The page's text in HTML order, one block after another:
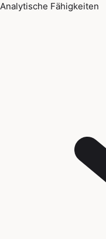
Analytische Fähigkeiten